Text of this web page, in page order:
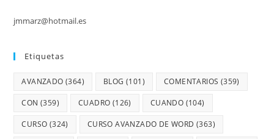
jmmarz@hotmail.es
Etiquetas
AVANZADO (364) BLOG (101) COMENTARIOS (359)
CON (359) CUADRO (126) CUANDO (104)
CURSO (324) CURSO AVANZADO DE WORD (363)